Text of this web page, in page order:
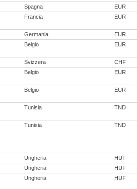
Spagna EUR
Francia EUR
Germania EUR
Belgio EUR
Svizzera CHF
Belgio EUR
Belgio EUR
Tunisia TND
Tunisia TND
Ungheria HUF
Ungheria HUF
Ungheria HUF